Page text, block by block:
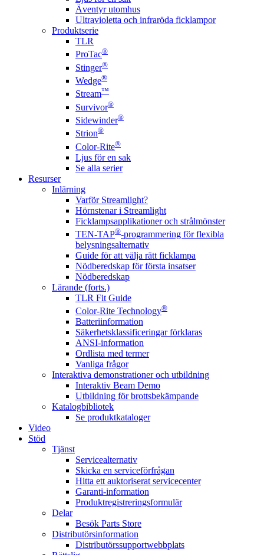
Äventyr utomhus
Ultravioletta och infraröda ficklampor
Produktserie
TLR
ProTac®
Stinger®
Wedge®
Stream™
Survivor®
Sidewinder®
Strion®
Color-Rite®
Ljus för en sak
Se alla serier
Resurser
Inlärning
Varför Streamlight?
Hörnstenar i Streamlight
Ficklampsapplikationer och strålmönster
TEN-TAP®-programmering för flexibla
belysningsalternativ
Guide för att välja rätt ficklampa
Nödberedskap för första insatser
Nödberedskap
Lärande (forts.)
TLR Fit Guide
Color-Rite Technology®
Batteriinformation
Säkerhetsklassificeringar förklaras
ANSI-information
Ordlista med termer
Vanliga frågor
Interaktiva demonstrationer och utbildning
Interaktiv Beam Demo
Utbildning för brottsbekämpande
Katalogbibliotek
Se produktkataloger
Video
Stöd
Tjänst
Servicealternativ
Skicka en serviceförfrågan
Hitta ett auktoriserat servicecenter
Garanti-information
Produktregistreringsformulär
Delar
Besök Parts Store
Distributörsinformation
Distributörssupportwebbplats